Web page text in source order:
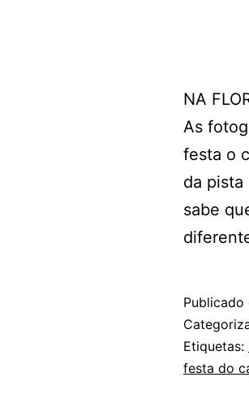
NA
As
festa o
da pista
sabe
Etiquetas:
festa do